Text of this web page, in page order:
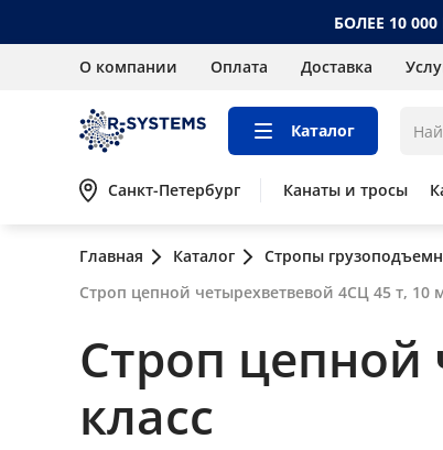
БОЛЕЕ 10
О компании Оплата Доставка
Каталог
Санкт-Петербург Канаты и тросы
Главная Каталог Стропы
Строп цепной четырехветвевой 4СЦ 45 т, 10
Строп цепной
класс